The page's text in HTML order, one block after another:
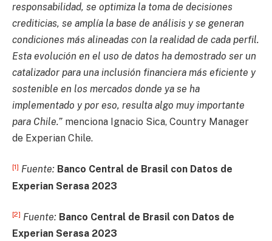
responsabilidad, se optimiza la toma de decisiones
crediticias, se amplía la base de análisis y se generan
condiciones más alineadas con la realidad de cada perfil.
Esta evolución en el uso de datos ha demostrado ser un
catalizador para una inclusión financiera más eficiente y
sostenible en los mercados donde ya se ha
implementado y por eso, resulta algo muy importante
para Chile.” menciona Ignacio Sica, Country Manager
de Experian Chile.
[1] Fuente: Banco Central de Brasil con Datos de
Experian Serasa 2023
[2] Fuente: Banco Central de Brasil con Datos de
Experian Serasa 2023